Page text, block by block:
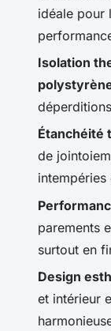
idéale pour
Isolation
Étanchéité
de
parements
surtout en
Design
et intérieur